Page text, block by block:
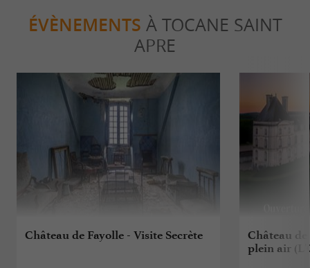
ÉVÈNEMENTS À TOCANE SAINT
APRE
Château de Fayolle - Visite Secrète
Château
plein air